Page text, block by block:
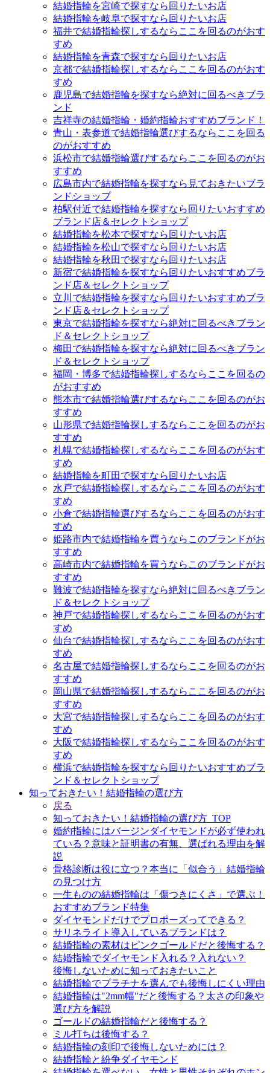
結婚指輪を宮崎で探すなら回りたいお店
結婚指輪を岐阜で探すなら回りたいお店
福井で結婚指輪探しするならここを回るのがおす
すめ
結婚指輪を青森で探すなら回りたいお店
京都で結婚指輪探しするならここを回るのがおす
すめ
鹿児島で結婚指輪を探すなら絶対に回るべきブラ
ンド
吉祥寺の結婚指輪・婚約指輪おすすめブランド！
青山・表参道で結婚指輪選びするならここを回る
のがおすすめ
浜松市で結婚指輪選びするならここを回るのがお
すすめ
広島市内で結婚指輪を探すなら見ておきたいブラ
ンドショップ
柏駅付近で結婚指輪を探すなら回りたいおすすめ
ブランド店＆セレクトショップ
結婚指輪を松本で探すなら回りたいお店
結婚指輪を松山で探すなら回りたいお店
結婚指輪を秋田で探すなら回りたいお店
新宿で結婚指輪を探すなら回りたいおすすめブラ
ンド店＆セレクトショップ
立川で結婚指輪を探すなら回りたいおすすめブラ
ンド店＆セレクトショップ
東京で結婚指輪を探すなら絶対に回るべきブラン
ド＆セレクトショップ
梅田で結婚指輪を探すなら絶対に回るべきブラン
ド＆セレクトショップ
福岡・博多で結婚指輪探しするならここを回るの
がおすすめ
熊本市で結婚指輪選びするならここを回るのがお
すすめ
山形県で結婚指輪探しするならここを回るのがお
すすめ
札幌で結婚指輪探しするならここを回るのがおす
すめ
結婚指輪を町田で探すなら回りたいお店
水戸で結婚指輪探しするならここを回るのがおす
すめ
小倉で結婚指輪選びするならここを回るのがおす
すめ
姫路市内で結婚指輪を買うならこのブランドがお
すすめ
高崎市内で結婚指輪を買うならこのブランドがお
すすめ
難波で結婚指輪を探すなら絶対に回るべきブラン
ド＆セレクトショップ
神戸で結婚指輪探しするならここを回るのがおす
すめ
仙台で結婚指輪探しするならここを回るのがおす
すめ
名古屋で結婚指輪探しするならここを回るのがお
すすめ
岡山県で結婚指輪探しするならここを回るのがお
すすめ
大宮で結婚指輪探しするならここを回るのがおす
すめ
大阪で結婚指輪探しするならここを回るのがおす
すめ
横浜で結婚指輪を探すなら回りたいおすすめブラ
ンド＆セレクトショップ
知っておきたい！結婚指輪の選び方
戻る
知っておきたい！結婚指輪の選び方_TOP
婚約指輪にはバージンダイヤモンドが必ず使われ
ている？意味と証明書の有無、選ばれる理由を解
説
骨格診断は役に立つ？本当に「似合う」結婚指輪
の見つけ方
一生ものの結婚指輪は「傷つきにくさ」で選ぶ！
おすすめブランド特集
ダイヤモンドだけでプロポーズってできる？
サリネライト導入しているブランドは？
結婚指輪の素材はピンクゴールドだと後悔する？
結婚指輪でダイヤモンド入れる？入れない？
後悔しないために知っておきたいこと
結婚指輪でプラチナを選んでも後悔しにくい理由
結婚指輪は"2mm幅"だと後悔する？太さの印象や
選び方を解説
ゴールドの結婚指輪だと後悔する？
ミル打ちは後悔する？
結婚指輪の刻印で後悔しないためには？
結婚指輪と紛争ダイヤモンド